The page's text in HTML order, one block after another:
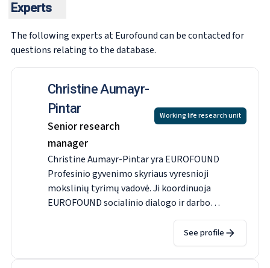
Experts
The following experts at Eurofound can be contacted for
questions relating to the database.
Christine Aumayr-
Pintar
Senior research
manager
Working life research unit
Christine Aumayr-Pintar yra EUROFOUND
Profesinio gyvenimo skyriaus vyresnioji
mokslinių tyrimų vadovė. Ji koordinuoja
EUROFOUND socialinio dialogo ir darbo
EUROFOUND
Jos pagrindinė
mokslinių tyrimų patirtis, vertinama
lyginamuoju ES mastu, yra susijusi su
See profile